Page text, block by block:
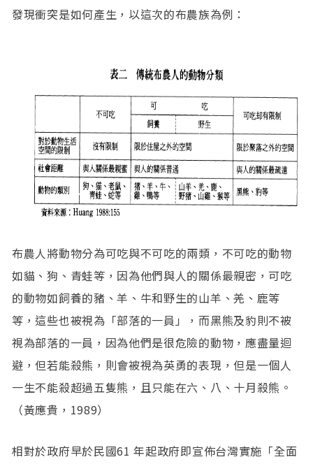
發現衝突是如何產生，以這次的布農族為例：
布農人將動物分為可吃與不可吃的兩類，不可吃的動物
如貓、狗、青蛙等，因為他們與人的關係最親密，可吃
的動物如飼養的豬、羊、牛和野生的山羊、羌、鹿等
等，這些也被視為「部落的一員」，而黑熊及豹則不被
視為部落的一員，因為他們是很危險的動物，應盡量迴
避，但若能殺熊，則會被視為英勇的表現，但是一個人
一生不能殺超過五隻熊，且只能在六、八、十月殺熊。
（黃應貴，1989）
相對於政府早於民國61 年起政府即宣佈台灣實施「全面